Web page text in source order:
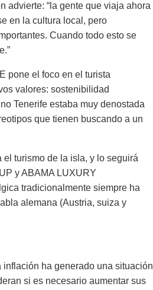
advierte: “la gente que viaja ahora
en la cultura local, pero
Cuando todo esto se
pone el foco en el turista
valores: sostenibilidad
Tenerife estaba muy denostada
que tienen buscando a un
turismo de la isla, y lo seguirá
y ABAMA LUXURY
tradicionalmente siempre ha
alemana (Austria, suiza y
ha generado una situación
si es necesario aumentar sus